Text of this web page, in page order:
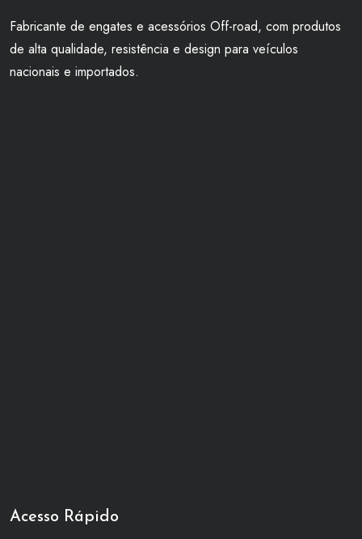
Fabricante de engates e acessórios Off-road, com produtos
de alta qualidade, resistência e design para veículos
nacionais e importados.
Acesso Rápido